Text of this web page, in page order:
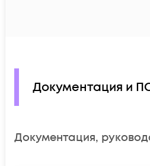
Документация и
Документация,